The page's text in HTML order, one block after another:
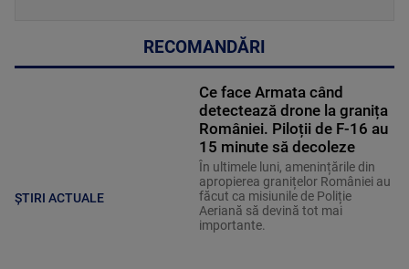
RECOMANDĂRI
ȘTIRI ACTUALE
Ce face Armata când
detectează drone la granița
României. Piloții de F-16 au
15 minute să decoleze
În ultimele luni, amenințările din
apropierea granițelor României au
făcut ca misiunile de Poliție
Aeriană să devină tot mai
importante.